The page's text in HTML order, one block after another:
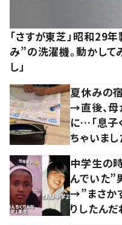
「さすが東芝」昭和29
み”の洗濯機。動かして
し」
夏休みの
→直後、母
に…「息子
ちゃいま
中学生の
んでいた”
→”まさか
りしたんだ